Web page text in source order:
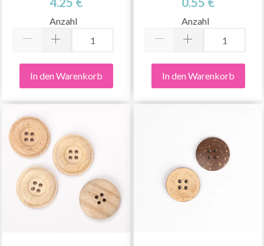
Anzahl
In den Warenkorb
Anzahl
In den Warenkorb